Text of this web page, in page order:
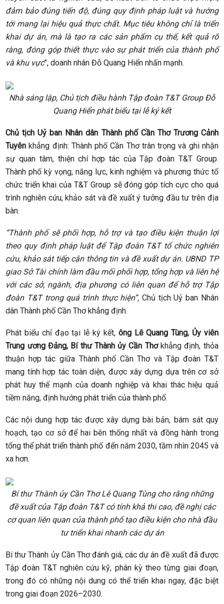
đảm bảo đúng tiến độ, đúng quy định pháp luật và hướng
tới mang lại hiệu quả thực chất. Mục tiêu không chỉ là triển
khai dự án, mà là tạo ra các sản phẩm cụ thể, kết quả rõ
ràng, đóng góp thiết thực vào sự phát triển của thành phố
và khu vực”, doanh nhân Đỗ Quang Hiển nhấn mạnh.
Nhà sáng lập, Chủ tịch điều hành Tập đoàn T&T Group Đỗ
Quang Hiển phát biểu tại lễ ký kết
Chủ tịch Uỷ ban Nhân dân Thành phố Cần Thơ Trương Cảnh
Tuyên khẳng định: Thành phố Cần Thơ trân trọng và ghi nhận
sự quan tâm, thiện chí hợp tác của Tập đoàn T&T Group.
Thành phố kỳ vọng, năng lực, kinh nghiệm và phương thức tổ
chức triển khai của T&T Group sẽ đóng góp tích cực cho quá
trình nghiên cứu, khảo sát và đề xuất ý tưởng đầu tư trên địa
bàn.
“Thành phố sẽ phối hợp, hỗ trợ và tạo điều kiện thuận lợi
theo quy định pháp luật để Tập đoàn T&T tổ chức nghiên
cứu, khảo sát tiếp cận thông tin và đề xuất dự án. UBND TP
giao Sở Tài chính làm đầu mối phối hợp, tổng hợp và liên hệ
với các sở, ngành, địa phương có liên quan để hỗ trợ Tập
đoàn T&T trong quá trình thực hiện”, Chủ tịch Uỷ ban Nhân
dân Thành phố Cần Thơ khẳng định.
Phát biểu chỉ đạo tại lễ ký kết,ông Lê Quang Tùng, Ủy viên
Trung ương Đảng, Bí thư Thành ủy Cần Thơkhẳng định, thỏa
thuận hợp tác giữa Thành phố Cần Thơ và Tập đoàn T&T
mang tính hợp tác toàn diện, được xây dựng dựa trên cơ sở
phát huy thế mạnh của doanh nghiệp và khai thác hiệu quả
tiềm năng, định hướng phát triển của thành phố.
Các nội dung hợp tác được xây dựng bài bản, bám sát quy
hoạch, tạo cơ sở để hai bên thống nhất và đồng hành trong
tổng thể phát triển thành phố đến năm 2030, tầm nhìn 2045 và
xa hơn.
Bí thư Thành ủy Cần Thơ Lê Quang Tùng cho rằng những
đề xuất của Tập đoàn T&T có tính khả thi cao, đề nghị các
cơ quan liên quan của thành phố tạo điều kiện cho nhà đầu
tư triển khai nhanh các dự án
Bí thư Thành ủy Cần Thơ đánh giá, các dự án đề xuất đã được
Tập đoàn T&T nghiên cứu kỹ, phân kỳ theo từng giai đoạn,
trong đó có những nội dung có thể triển khai ngay, đặc biệt
trong giai đoạn 2026–2030.